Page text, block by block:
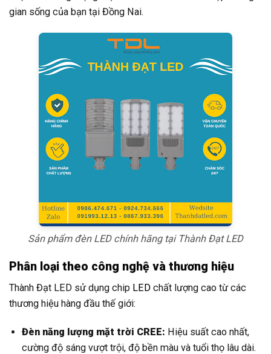
gian sống của bạn tại Đồng Nai.
Sản phẩm đèn LED chính hãng tại Thành Đạt LED
Phân loại theo công nghệ và thương hiệu
Thành Đạt LED sử dụng chip LED chất lượng cao từ các
thương hiệu hàng đầu thế giới:
Đèn năng lượng mặt trời CREE: Hiệu suất cao nhất,
cường độ sáng vượt trội, độ bền màu và tuổi thọ lâu dài.